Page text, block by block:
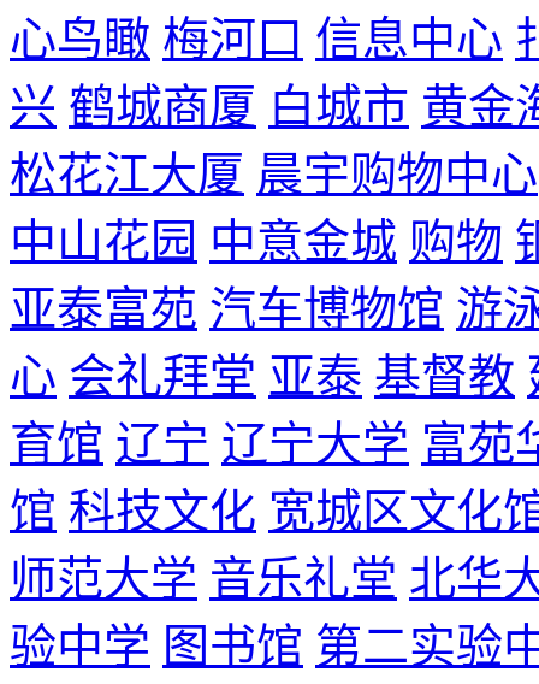
心鸟瞰 梅河口 信息中心
兴 鹤城商厦 白城市 黄金
松花江大厦 晨宇购物中心
中山花园 中意金城 购物
亚泰富苑 汽车博物馆 游
心 会礼拜堂 亚泰 基督教
育馆 辽宁 辽宁大学 富苑
馆 科技文化 宽城区文化
师范大学 音乐礼堂 北华
验中学 图书馆 第二实验